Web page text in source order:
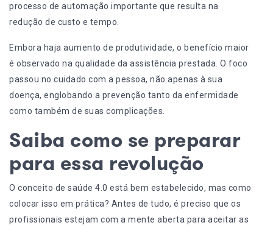
processo de automação importante que resulta na
redução de custo e tempo.
Embora haja aumento de produtividade, o benefício maior
é observado na qualidade da assistência prestada. O foco
passou no cuidado com a pessoa, não apenas à sua
doença, englobando a prevenção tanto da enfermidade
como também de suas complicações.
Saiba como se preparar
para essa revolução
O conceito de saúde 4.0 está bem estabelecido, mas como
colocar isso em prática? Antes de tudo, é preciso que os
profissionais estejam com a mente aberta para aceitar as